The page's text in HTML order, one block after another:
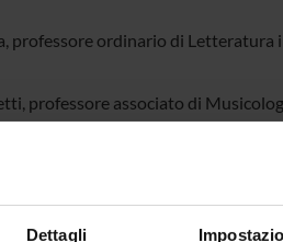
Dettagli
professore ordinario di Letteratura
professore associato di
già professoressa associata di